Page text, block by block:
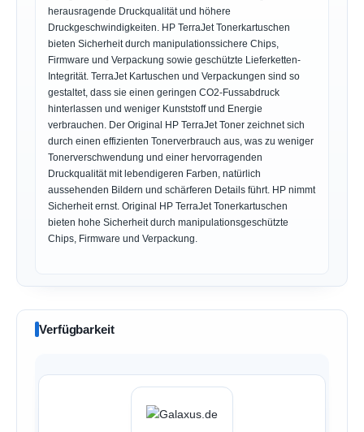
herausragende Druckqualität und höhere
Druckgeschwindigkeiten. HP TerraJet Tonerkartuschen
bieten Sicherheit durch manipulationssichere Chips,
Firmware und Verpackung sowie geschützte Lieferketten-
Integrität. TerraJet Kartuschen und Verpackungen sind so
gestaltet, dass sie einen geringen CO2-Fussabdruck
hinterlassen und weniger Kunststoff und Energie
verbrauchen. Der Original HP TerraJet Toner zeichnet sich
durch einen effizienten Tonerverbrauch aus, was zu weniger
Tonerverschwendung und einer hervorragenden
Druckqualität mit lebendigeren Farben, natürlich
aussehenden Bildern und schärferen Details führt. HP nimmt
Sicherheit ernst. Original HP TerraJet Tonerkartuschen
bieten hohe Sicherheit durch manipulationsgeschützte
Chips, Firmware und Verpackung.
Verfügbarkeit